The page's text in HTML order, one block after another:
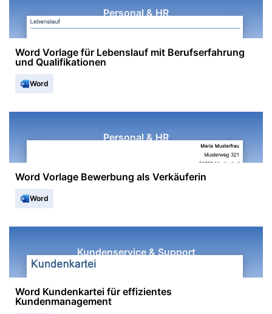
Personal & HR
Word Vorlage für Lebenslauf mit Berufserfahrung
und Qualifikationen
Word
Personal & HR
Word Vorlage Bewerbung als Verkäuferin
Word
Kundenservice & Support
Word Kundenkartei für effizientes
Kundenmanagement